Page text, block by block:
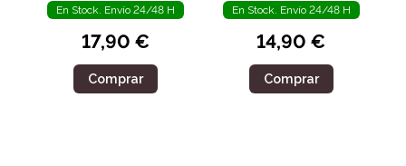
En Stock. Envío 24/48 H
17,90 €
Comprar
En Stock. Envío 24/48 H
14,90 €
Comprar